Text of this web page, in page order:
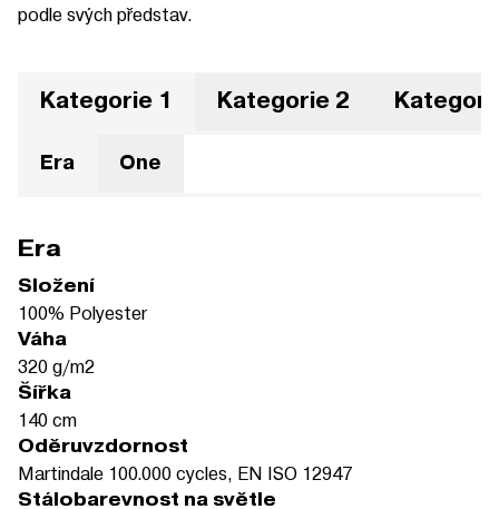
podle svých představ.
Kategorie 1 Kategorie 2
Era One
Era
Složení
100% Polyester
Váha
320 g/m2
Šířka
140 cm
Oděruvzdornost
Martindale 100.000 cycles, EN ISO 12947
Stálobarevnost na světle